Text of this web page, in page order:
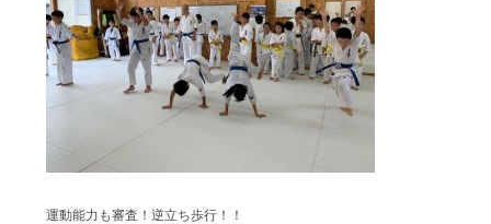
運動能力も審査！逆立ち歩行！！